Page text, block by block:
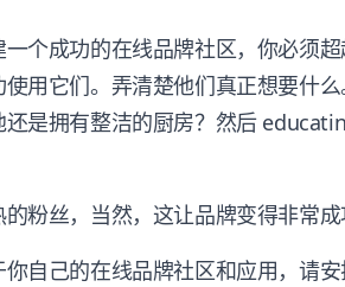
个成功的在线品牌社区，你必须超
用它们。弄清楚他们真正想要什
还是拥有整洁的厨房？然后
粉丝，当然，这让品牌变得非常成
自己的在线品牌社区和应用，请安